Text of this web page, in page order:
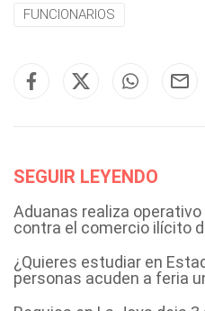
FUNCIONARIOS
SEGUIR LEYENDO
Aduanas realiza operativo
contra el comercio ilícito
¿Quieres estudiar en
personas acuden a feria